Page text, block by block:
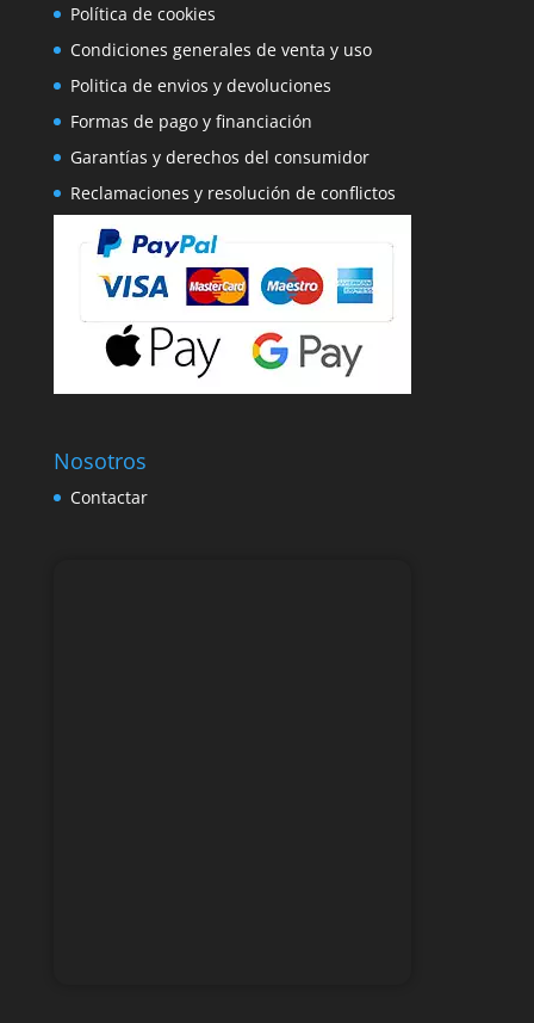
Política de cookies
Condiciones generales de venta y uso
Politica de envios y devoluciones
Formas de pago y financiación
Garantías y derechos del consumidor
Reclamaciones y resolución de conflictos
Nosotros
Contactar